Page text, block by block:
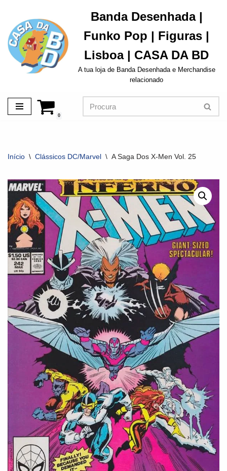
Avançar
para
o
conteúdo
Banda Desenhada |
Funko Pop | Figuras |
Lisboa | CASA DA BD
A tua loja de Banda Desenhada e Merchandise
relacionado
0
Início \ Clássicos DC/Marvel \ A Saga Dos X-Men Vol. 25